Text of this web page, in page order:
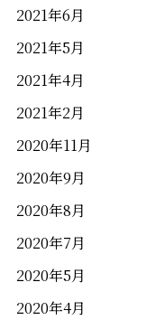
2021年6月
2021年5月
2021年4月
2021年2月
2020年11月
2020年9月
2020年8月
2020年7月
2020年5月
2020年4月